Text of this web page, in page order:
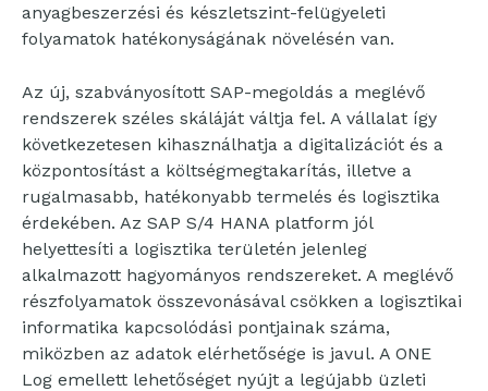
anyagbeszerzési és készletszint-felügyeleti
folyamatok hatékonyságának növelésén van.
Az új, szabványosított SAP-megoldás a meglévő
rendszerek széles skáláját váltja fel. A vállalat így
következetesen kihasználhatja a digitalizációt és a
központosítást a költségmegtakarítás, illetve a
rugalmasabb, hatékonyabb termelés és logisztika
érdekében. Az SAP S/4 HANA platform jól
helyettesíti a logisztika területén jelenleg
alkalmazott hagyományos rendszereket. A meglévő
részfolyamatok összevonásával csökken a logisztikai
informatika kapcsolódási pontjainak száma,
miközben az adatok elérhetősége is javul. A ONE
Log emellett lehetőséget nyújt a legújabb üzleti